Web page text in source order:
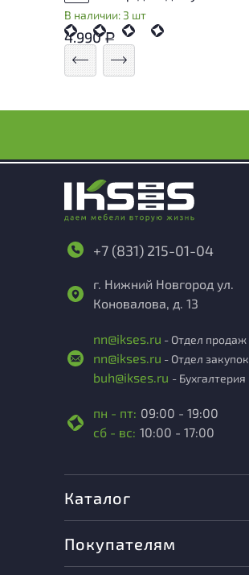
В наличии: 3 шт
4.990Р
+7 (831) 215-01-04
г. Нижний Новгород ул.
Коновалова, д. 13
nn@ikses.ru - Отдел продаж
nn@ikses.ru - Отдел закупок
buh@ikses.ru - Бухгалтерия
пн - пт: 09:00 - 19:00
сб - вс: 10:00 - 17:00
Каталог
Покупателям